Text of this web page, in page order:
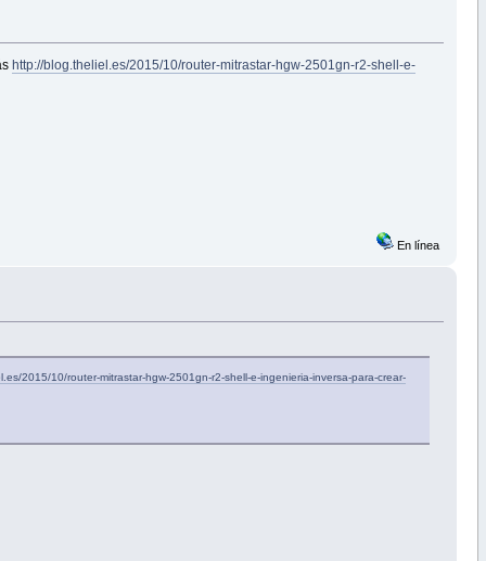
http://blog.theliel.es/2015/10/router-mitrastar-hgw-2501gn-r2-shell-e-
En línea
2015/10/router-mitrastar-hgw-2501gn-r2-shell-e-ingenieria-inversa-para-crear-